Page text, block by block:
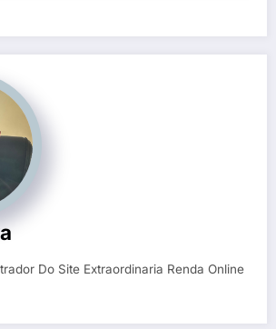
Do Site Extraordinaria Renda Online